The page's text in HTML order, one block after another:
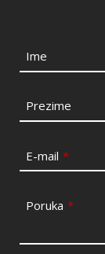
Ime
Prezime
E-mail *
Poruka *